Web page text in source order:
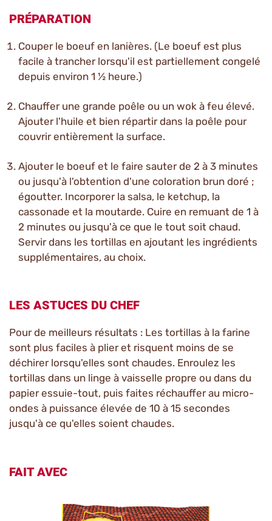
PRÉPARATION
Couper le boeuf en lanières. (Le boeuf est plus
facile à trancher lorsqu'il est partiellement congelé
depuis environ 1 ½ heure.)
Chauffer une grande poêle ou un wok à feu élevé.
Ajouter l'huile et bien répartir dans la poêle pour
couvrir entièrement la surface.
Ajouter le boeuf et le faire sauter de 2 à 3 minutes
ou jusqu'à l'obtention d'une coloration brun doré ;
égoutter. Incorporer la salsa, le ketchup, la
cassonade et la moutarde. Cuire en remuant de 1 à
2 minutes ou jusqu'à ce que le tout soit chaud.
Servir dans les tortillas en ajoutant les ingrédients
supplémentaires, au choix.
LES ASTUCES DU CHEF
Pour de meilleurs résultats : Les tortillas à la farine
sont plus faciles à plier et risquent moins de se
déchirer lorsqu'elles sont chaudes. Enroulez les
tortillas dans un linge à vaisselle propre ou dans du
papier essuie-tout, puis faites réchauffer au micro-
ondes à puissance élevée de 10 à 15 secondes
jusqu'à ce qu'elles soient chaudes.
FAIT AVEC